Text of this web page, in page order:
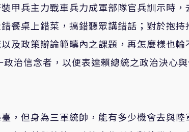
甲兵主力戰車兵力成軍部隊官兵訓示時，
餐桌上錯菜，搞錯聽眾講錯話；對於抱持
及政策辯論範疇內之課題，再怎麼樣也輪
治信念者，以便表達賴總統之政治決心
，但身為三軍統帥，能有多少機會去與陸